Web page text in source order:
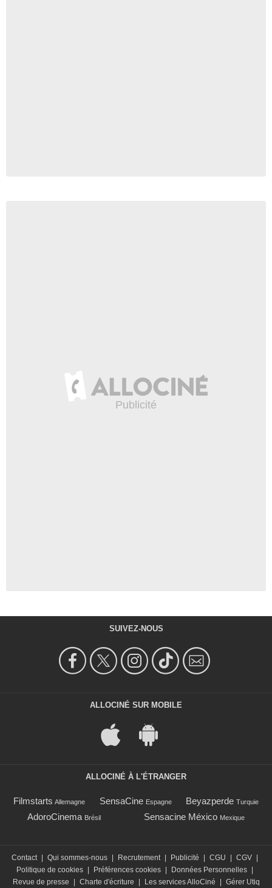
SUIVEZ-NOUS
ALLOCINÉ SUR MOBILE
ALLOCINÉ À L'ÉTRANGER
Filmstarts Allemagne SensaCine Espagne Beyazperde Turquie
AdoroCinema Brésil Sensacine México Mexique
Contact | Qui sommes-nous | Recrutement | Publicité | CGU | CGV |
Politique de cookies | Préférences cookies | Données Personnelles |
Revue de presse
| Charte d'écriture | Les services AlloCiné | Gérer Utiq